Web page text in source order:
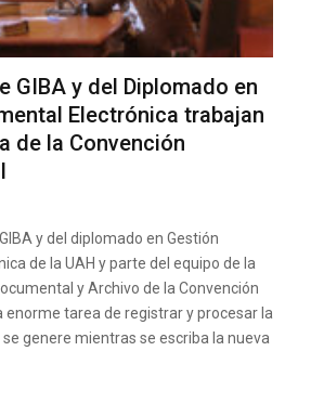
GIBA y del Diplomado en
Electrónica trabajan
de la Convención
y del diplomado en Gestión
de la UAH y parte del equipo de la
y Archivo de la Convención
enorme tarea de registrar y procesar la
genere mientras se escriba la nueva